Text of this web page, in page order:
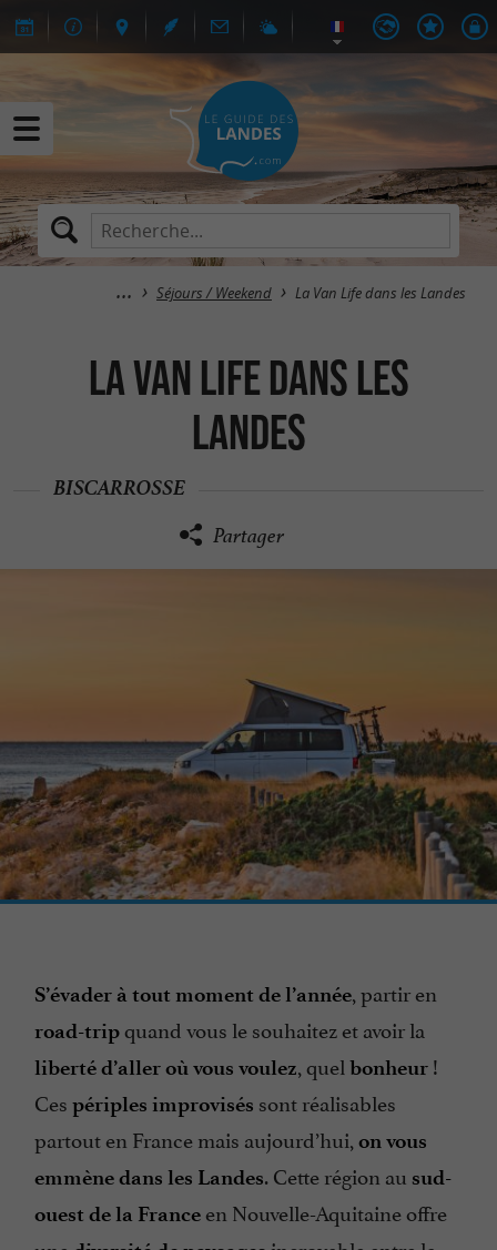
Séjours / Weekend La Van Life dans les Landes
La Van Life dans les
Landes
BISCARROSSE
Partager
S’évader à tout moment de l’année, partir en
road-tripquand vous le souhaitez et avoir la
liberté d’aller où vous voulez, quel bonheur !
Ces périples improvisés sont réalisables
partout en France mais aujourd’hui, on vous
emmène dans les Landes. Cette région au sud-
ouest de la France en Nouvelle-Aquitaine offre